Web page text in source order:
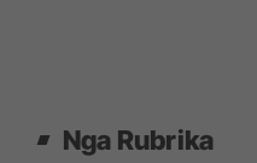
Nga Rubrika